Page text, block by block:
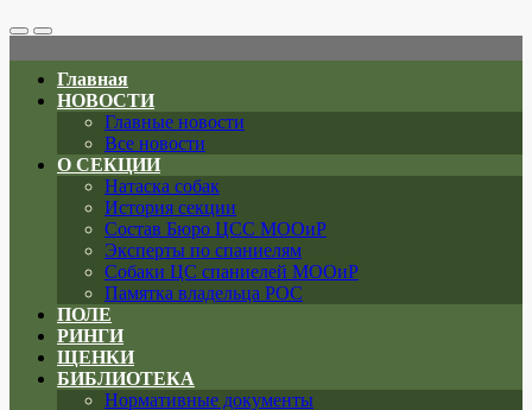
Search
Toggle
Меню
Главная
НОВОСТИ
Главные новости
Все новости
О СЕКЦИИ
Натаска собак
История секции
Состав Бюро ЦСС МООиР
Эксперты по спаниелям
Собаки ЦС спаниелей МООиР
Памятка владельца РОС
ПОЛЕ
РИНГИ
ЩЕНКИ
БИБЛИОТЕКА
Нормативные документы